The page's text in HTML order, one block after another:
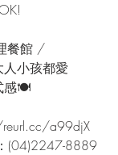
餐館 /
小孩都愛
感🍽️
a99djX
(04)2247-8889